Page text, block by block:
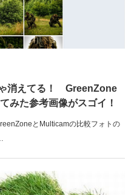
ゃ消えてる！ GreenZone
みた参考画像がスゴイ！
とMulticamの比較フォトの